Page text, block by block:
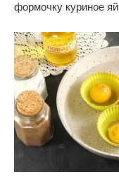
формочку куриное